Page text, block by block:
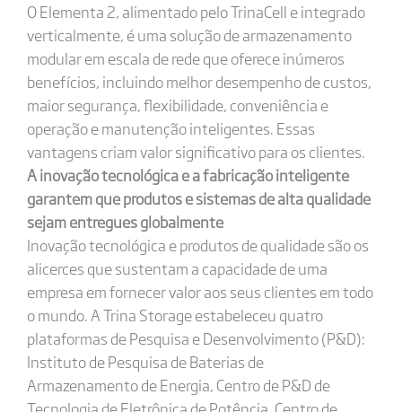
O Elementa 2, alimentado pelo TrinaCell e integrado
verticalmente, é uma solução de armazenamento
modular em escala de rede que oferece inúmeros
benefícios, incluindo melhor desempenho de custos,
maior segurança, flexibilidade, conveniência e
operação e manutenção inteligentes. Essas
vantagens criam valor significativo para os clientes.
A inovação tecnológica e a fabricação inteligente
garantem que produtos e sistemas de alta qualidade
sejam entregues globalmente
Inovação tecnológica e produtos de qualidade são os
alicerces que sustentam a capacidade de uma
empresa em fornecer valor aos seus clientes em todo
o mundo. A Trina Storage estabeleceu quatro
plataformas de Pesquisa e Desenvolvimento (P&D):
Instituto de Pesquisa de Baterias de
Armazenamento de Energia, Centro de P&D de